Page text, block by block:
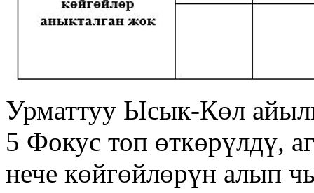
Урматтуу Ысык-Көл
5 Фокус топ өткөрүлдү,
нече көйгөйлөрүн алып